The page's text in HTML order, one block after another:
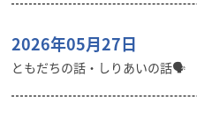
2026年05月27日
ともだちの話・しりあいの話🗣️